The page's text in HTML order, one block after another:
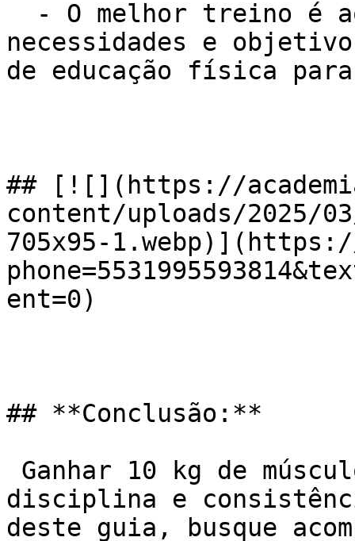
necessidades e
de educação física
## [![](https://
content/uploads/2025/
705x95-
ent=0)
## **Conclusão:**
disciplina e
deste guia, busque